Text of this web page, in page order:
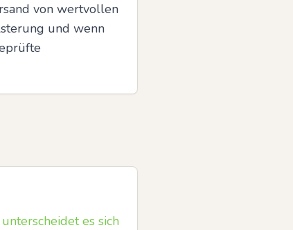
von wertvollen
und wenn
es sich